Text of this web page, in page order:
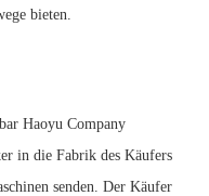
bieten.
Haoyu Company
in die Fabrik des Käufers
senden. Der Käufer